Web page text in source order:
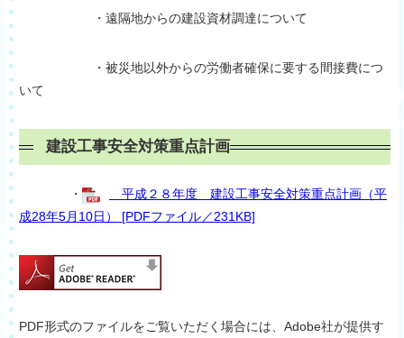
・遠隔地からの建設資材調達について
・被災地以外からの労働者確保に要する間接費につ
いて
建設工事安全対策重点計画
・
平成２８年度 建設工事安全対策重点計画（平
成28年5月10日） [PDFファイル／231KB]
PDF形式のファイルをご覧いただく場合には、Adobe社が提供す